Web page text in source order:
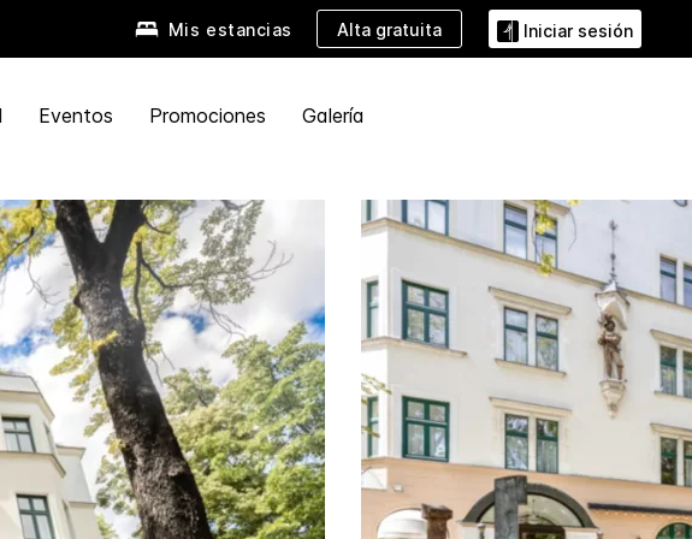
Mis estancias Alta gratuita Iniciar sesión
Eventos Promociones Galería